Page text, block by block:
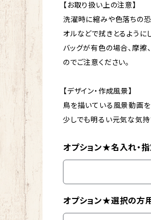
【お取り扱い上の注意】
洗濯時に縮みや色落ちの
オルなどで拭きとるように
バッグが有色の場合、摩擦
のでご注意ください。
【デザイン・作成風景】
鳥を描いている風景動画
少しでも明るい元気な気持
オプション★名入れ・指
オプション★選択の方